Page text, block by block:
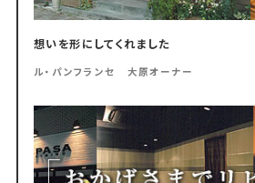
想いを形にしてくれました
ル・パンフランセ 大原オーナー